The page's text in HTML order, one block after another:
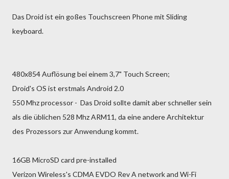
Das Droid ist ein goßes Touchscreen Phone mit Sliding
keyboard.
480x854 Auflösung bei einem 3,7" Touch Screen;
Droid's OS ist erstmals Android 2.0
550 Mhz processor - Das Droid sollte damit aber schneller sein
als die üblichen 528 Mhz ARM11, da eine andere Architektur
des Prozessors zur Anwendung kommt.
16GB MicroSD card pre-installed
Verizon Wireless's CDMA EVDO Rev A network and Wi-Fi